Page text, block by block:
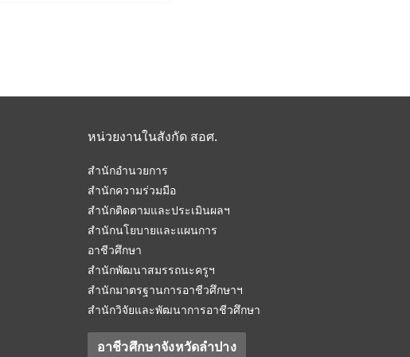
หน่วยงานในสังกัด สอศ.
สำนักอำนวยการ
สำนักความร่วมมือ
สำนักติดตามและประเมินผลฯ
สำนักนโยบายและแผนการ
อาชีวศึกษา
สำนักพัฒนาสมรรถนะครูฯ
สำนักมาตรฐานการอาชีวศึกษาฯ
สำนักวิจัยและพัฒนาการอาชีวศึกษา
อาชีวศึกษาจังหวัดลำปาง